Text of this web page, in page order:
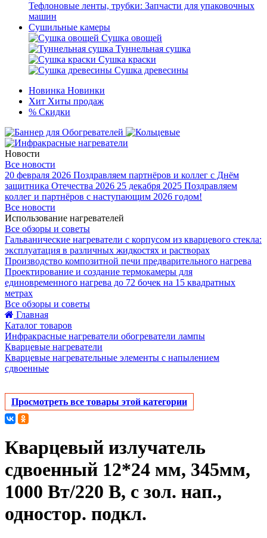
Тефлоновые ленты, трубки: Запчасти для упаковочных
машин
Сушильные камеры
Сушка овощей
Туннельная сушка
Сушка краски
Сушка древесины
Новинка Новинки
Хит Хиты продаж
% Скидки
Новости
Все новости
20 февраля 2026 Поздравляем партнёров и коллег с Днём
защитника Отечества 2026 25 декабря 2025 Поздравляем
коллег и партнёров с наступающим 2026 годом!
Все новости
Использование нагревателей
Все обзоры и советы
Гальванические нагреватели с корпусом из кварцевого стекла:
эксплуатация в различных жидкостях и растворах
Производство композитной печи предварительного нагрева
Проектирование и создание термокамеры для
единовременного нагрева до 72 бочек на 15 квадратных
метрах
Все обзоры и советы
Главная
Каталог товаров
Инфракрасные нагреватели обогреватели лампы
Кварцевые нагреватели
Кварцевые нагревательные элементы с напылением
сдвоенные
Просмотреть все товары этой категории
Кварцевый излучатель
cдвоенный 12*24 мм, 345мм,
1000 Вт/220 В, с зол. нап.,
одностор. подкл.